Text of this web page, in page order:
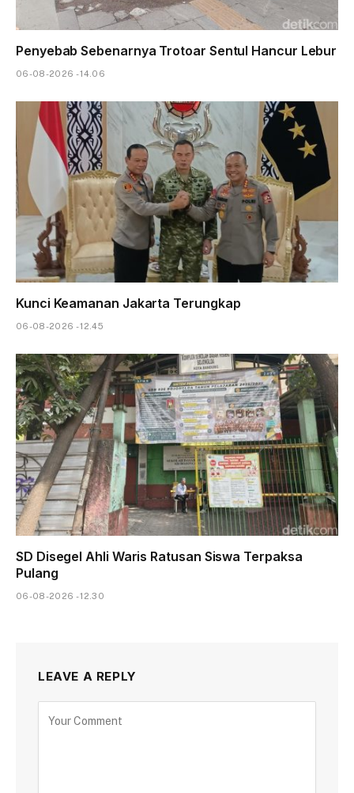
Penyebab Sebenarnya Trotoar Sentul Hancur Lebur
06-08-2026 - 14.06
Kunci Keamanan Jakarta Terungkap
06-08-2026 - 12.45
SD Disegel Ahli Waris Ratusan Siswa Terpaksa
Pulang
06-08-2026 - 12.30
LEAVE A REPLY